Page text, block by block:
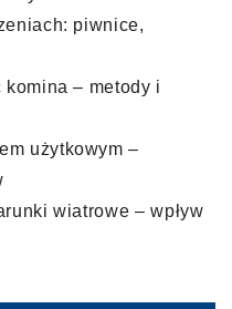
piwnice,
– metody i
użytkowym –
wiatrowe – wpływ